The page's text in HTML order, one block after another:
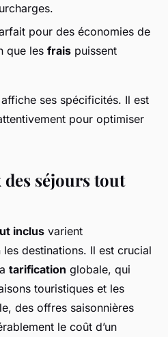
pour des économies de
que les frais puissent
ses spécificités. Il est
pour optimiser
séjours tout
inclus varient
destinations. Il est crucial
tarification globale, qui
touristiques et les
des offres saisonnières
le coût d’un